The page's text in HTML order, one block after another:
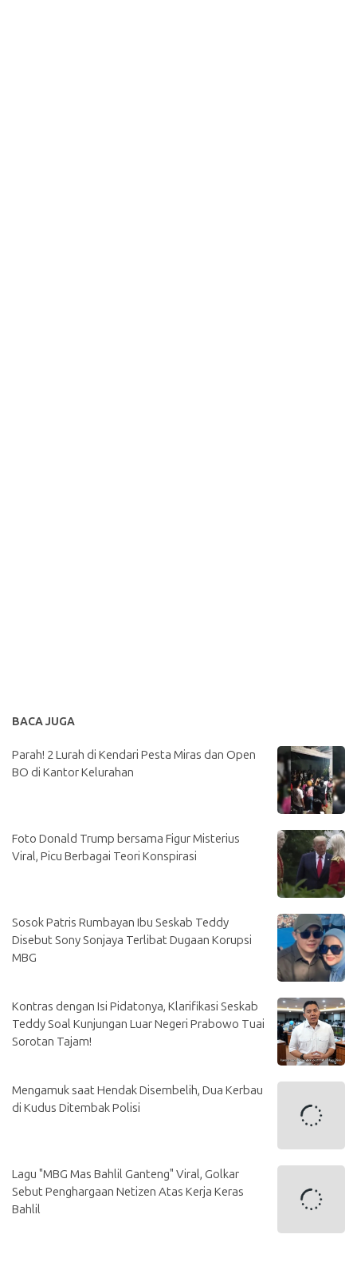
BACA JUGA
Parah! 2 Lurah di Kendari Pesta Miras dan Open
BO di Kantor Kelurahan
Foto Donald Trump bersama Figur Misterius
Viral, Picu Berbagai Teori Konspirasi
Sosok Patris Rumbayan Ibu Seskab Teddy
Disebut Sony Sonjaya Terlibat Dugaan Korupsi
MBG
Kontras dengan Isi Pidatonya, Klarifikasi Seskab
Teddy Soal Kunjungan Luar Negeri Prabowo Tuai
Sorotan Tajam!
Mengamuk saat Hendak Disembelih, Dua Kerbau
di Kudus Ditembak Polisi
Lagu "MBG Mas Bahlil Ganteng" Viral, Golkar
Sebut Penghargaan Netizen Atas Kerja Keras
Bahlil